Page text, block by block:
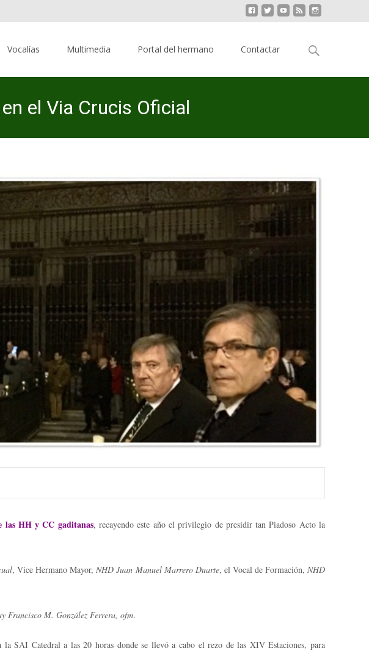
Vocalías Multimedia Portal del hermano Contactar Buscar:
el Via Crucis Oficial
las HH y CC gaditanas, recayendo este año el privilegio de presidir tan Piadoso Acto la
, Vice Hermano Mayor,NHD Juan Manuel Marrero Duarte, el Vocal de Formación,NHD
Francisco M. González Ferrera, ofm.
SAI Catedral a las 20 horas donde se llevó a cabo el rezo de las XIV Estaciones, para